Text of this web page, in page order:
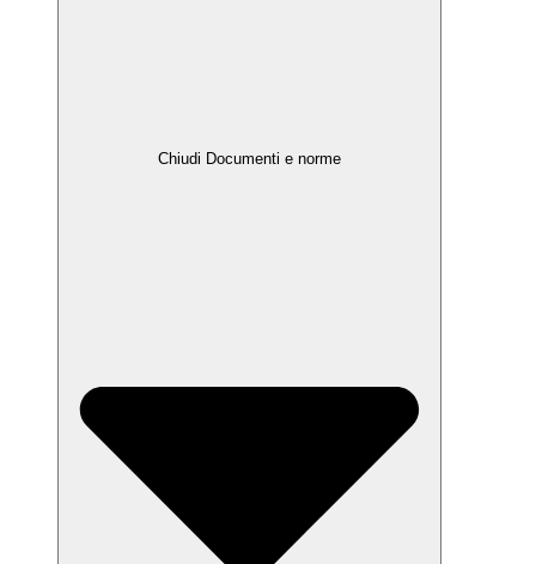
Chiudi Documenti e norme